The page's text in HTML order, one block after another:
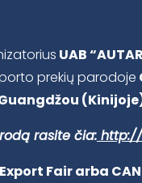
UAB
prekių parodoje
Guangdžou
rasite čia:
Fair arba